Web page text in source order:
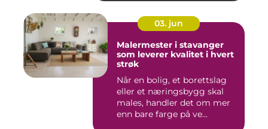
03. jun
Malermester i stavanger
som leverer kvalitet i hvert
strøk
Når en bolig, et borettslag
eller et næringsbygg skal
males, handler det om mer
enn bare farge på ve...